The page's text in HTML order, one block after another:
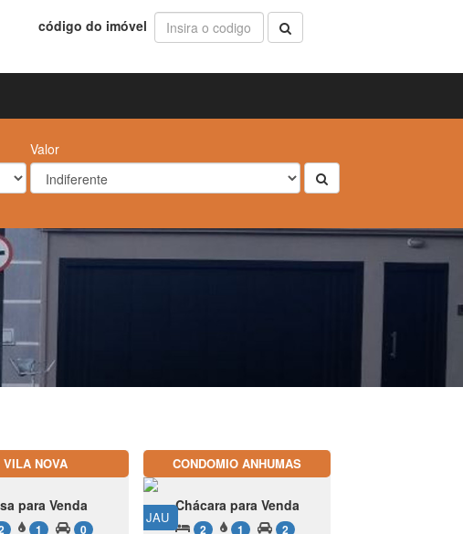
código do imóvel
Valor
VILA NOVA
para Venda
1 0
CONDOMIO ANHUMAS
JAU
Chácara para Venda
2 1 2